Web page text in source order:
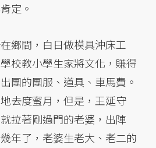
定。
鄉間，白日做模具沖床工
校教小學生家將文化，賺得
團的團服、道具、車馬費。
去度蜜月，但是，王延守
拉著剛過門的老婆，出陣
年了，老婆生老大、老二的